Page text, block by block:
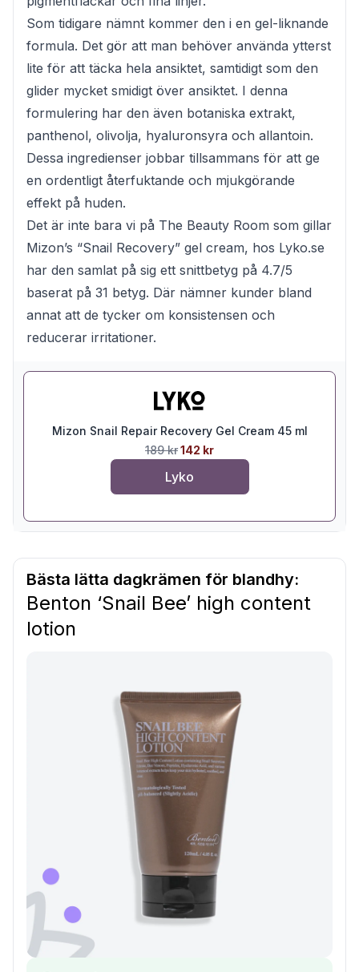
Som tidigare nämnt kommer den i en gel-liknande
formula. Det gör att man behöver använda ytterst
lite för att täcka hela ansiktet, samtidigt som den
glider mycket smidigt över ansiktet. I denna
formulering har den även botaniska extrakt,
panthenol, olivolja, hyaluronsyra och allantoin.
Dessa ingredienser jobbar tillsammans för att ge
en ordentligt återfuktande och mjukgörande
effekt på huden.
Det är inte bara vi på The Beauty Room som gillar
Mizon’s “Snail Recovery” gel cream, hos Lyko.se
har den samlat på sig ett snittbetyg på 4.7/5
baserat på 31 betyg. Där nämner kunder bland
annat att de tycker om konsistensen och
reducerar irritationer.
Mizon Snail Repair Recovery Gel Cream 45 ml
189 kr142 kr
Lyko
Bästa lätta dagkrämen för blandhy:
Benton ‘Snail Bee’ high content
lotion